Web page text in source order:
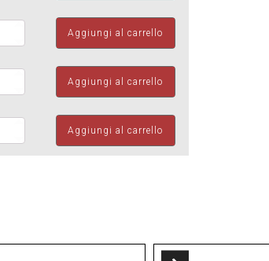
Aggiungi al carrello
Aggiungi al carrello
Aggiungi al carrello